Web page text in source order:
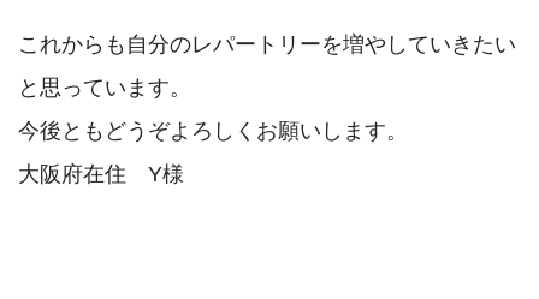
これからも自分のレパートリーを増やしていきたい
と思っています。
今後ともどうぞよろしくお願いします。
大阪府在住 Y様